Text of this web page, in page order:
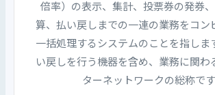
倍率）の表示、集計、投票券の発券
算、払い戻しまでの一連の業務をコン
一括処理するシステムのことを指しま
い戻しを行う機器を含め、業務に関わ
ターネットワークの総称です